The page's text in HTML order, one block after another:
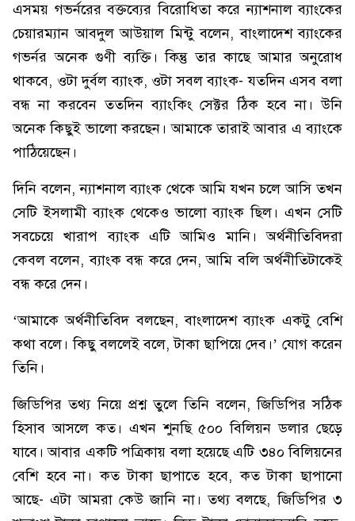
এসময় গভর্নরের বক্তব্যের বিরোধিতা করে ন্যাশনাল ব্যাংকের
চেয়ারম্যান আবদুল আউয়াল মিন্টু বলেন, বাংলাদেশ ব্যাংকের
গভর্নর অনেক গুণী ব্যক্তি। কিন্তু তার কাছে আমার অনুরোধ
থাকবে, ওটা দুর্বল ব্যাংক, ওটা সবল ব্যাংক- যতদিন এসব বলা
বন্ধ না করবেন ততদিন ব্যাংকিং সেক্টর ঠিক হবে না। উনি
অনেক কিছুই ভালো করছেন। আমাকে তারাই আবার এ ব্যাংকে
পাঠিয়েছেন।
দিনি বলেন, ন্যাশনাল ব্যাংক থেকে আমি যখন চলে আসি তখন
সেটি ইসলামী ব্যাংক থেকেও ভালো ব্যাংক ছিল। এখন সেটি
সবচেয়ে খারাপ ব্যাংক এটি আমিও মানি। অর্থনীতিবিদরা
কেবল বলেন, ব্যাংক বন্ধ করে দেন, আমি বলি অর্থনীতিটাকেই
বন্ধ করে দেন।
‘আমাকে অর্থনীতিবিদ বলছেন, বাংলাদেশ ব্যাংক একটু বেশি
কথা বলে। কিছু বললেই বলে, টাকা ছাপিয়ে দেব।’ যোগ করেন
তিনি।
জিডিপির তথ্য নিয়ে প্রশ্ন তুলে তিনি বলেন, জিডিপির সঠিক
হিসাব আসলে কত। এখন শুনছি ৫০০ বিলিয়ন ডলার ছেড়ে
যাবে। আবার একটি পত্রিকায় বলা হয়েছে এটি ৩৪০ বিলিয়নের
বেশি হবে না। কত টাকা ছাপাতে হবে, কত টাকা ছাপানো
আছে- এটা আমরা কেউ জানি না। তথ্য বলছে, জিডিপির ৩